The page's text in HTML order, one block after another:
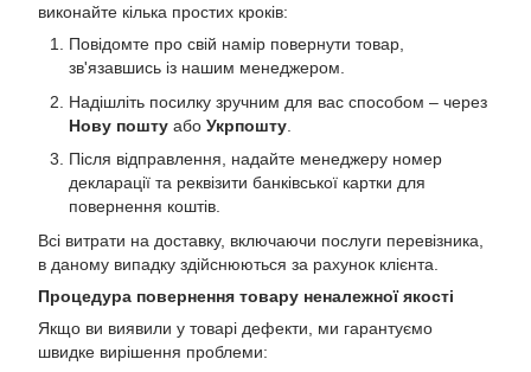
виконайте кілька простих кроків:
Повідомте про свій намір повернути товар,
зв'язавшись із нашим менеджером.
Надішліть посилку зручним для вас способом – через
Нову пошту або Укрпошту
Після відправлення, надайте менеджеру номер
декларації та реквізити банківської картки для
повернення коштів.
Всі витрати на доставку, включаючи послуги перевізника,
в даному випадку здійснюються за рахунок клієнта.
Процедура повернення товару неналежної якості
Якщо ви виявили у товарі дефекти, ми гарантуємо
швидке вирішення проблеми: